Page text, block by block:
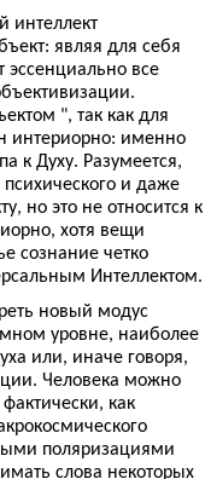
интеллект
являя для себя
эссенциально все
", так как для
интериорно: именно
к Духу. Разумеется,
и даже
но это не относится к
хотя вещи
сознание четко
Интеллектом.
новый модус
уровне, наиболее
или, иначе говоря,
Человека можно
как
поляризациями
слова некоторых